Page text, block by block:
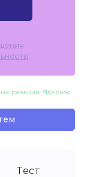
Ядерные реакции. Ядерная энергетика
Тест